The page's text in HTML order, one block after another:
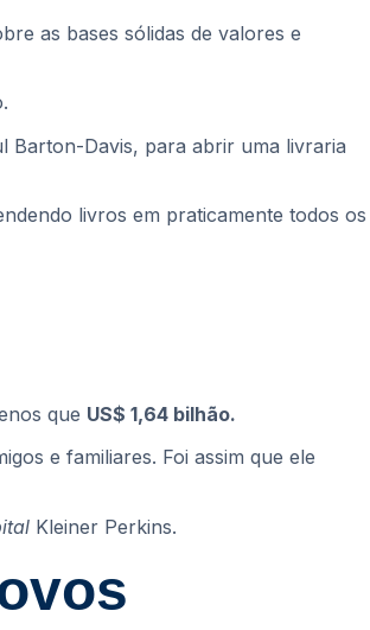
as bases sólidas de valores e
Barton-Davis, para abrir uma livraria
livros em praticamente todos os
que US$ 1,64 bilhão.
e familiares. Foi assim que ele
Kleiner Perkins.